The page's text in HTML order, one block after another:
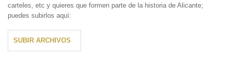
carteles, etc y quieres que formen parte de la historia de Alicante;
puedes subirlos aquí:
SUBIR ARCHIVOS